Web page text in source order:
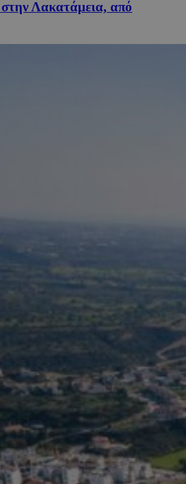
στην Λακατάμεια, από